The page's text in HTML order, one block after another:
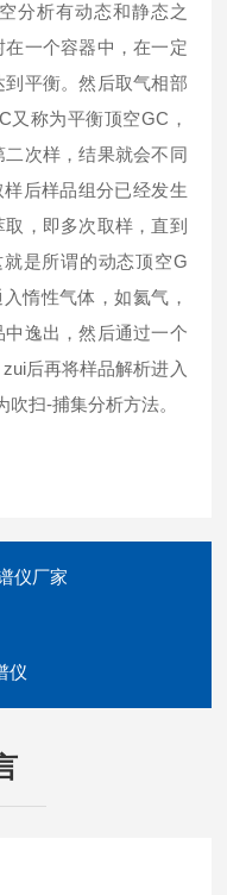
分析有动态和静态之
一个容器中，在一定
平衡。然后取气相部
又称为平衡顶空GC，
次样，结果就会不同
后样品组分已经发生
，即多次取样，直到
是所谓的动态顶空G
惰性气体，如氦气，
逸出，然后通过一个
后再将样品解析进入
扫-捕集分析方法。
仪厂家
仪